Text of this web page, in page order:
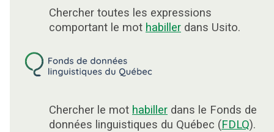
Chercher toutes les expressions
comportant le mot habiller dans Usito.
Chercher le mot habiller dans le Fonds de
données linguistiques du Québec (FDLQ).